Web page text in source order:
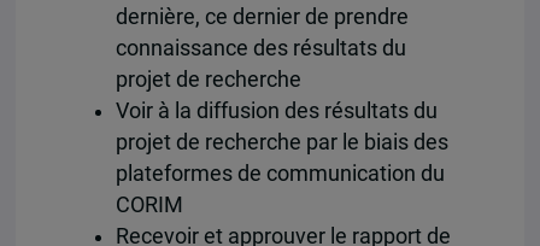
dernière, ce dernier de prendre
connaissance des résultats du
projet de recherche
Voir à la diffusion des résultats du
projet de recherche par le biais des
plateformes de communication du
CORIM
Recevoir et approuver le rapport de